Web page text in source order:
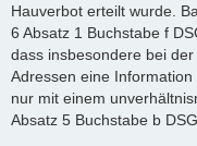
Hauverbot erteilt wurde.
6 Absatz 1 Buchstabe f
dass insbesondere bei
Adressen eine
nur mit einem
Absatz 5 Buchstabe b